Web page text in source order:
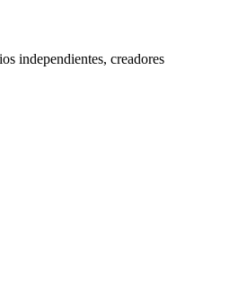
independientes, creadores